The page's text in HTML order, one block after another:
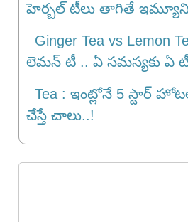
హెర్బల్ టీలు తాగితే
Ginger Tea vs Lemon
లెమన్ టీ .. ఏ సమస్యకు ఏ టీ
Tea : ఇంట్లోనే 5 స్టార్
చేస్తే చాలు..!